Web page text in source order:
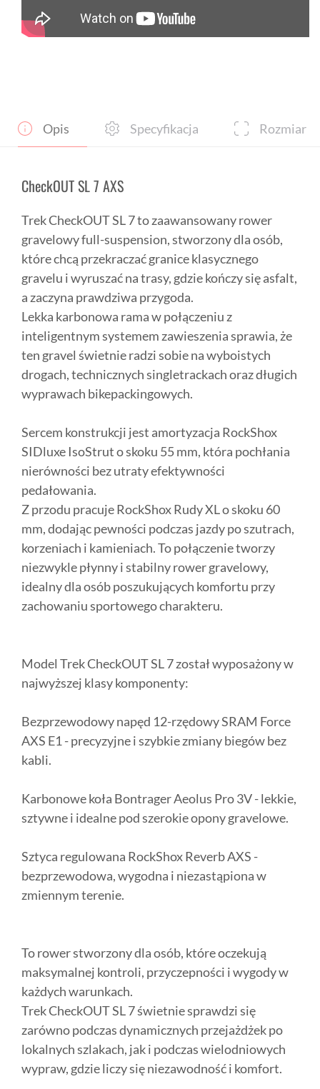
Opis Specyfikacja Rozmiar
CheckOUT SL 7 AXS
Trek CheckOUT SL 7 to zaawansowany rower
gravelowy full-suspension, stworzony dla osób,
które chcą przekraczać granice klasycznego
gravelu i wyruszać na trasy, gdzie kończy się asfalt,
a zaczyna prawdziwa przygoda.
Lekka karbonowa rama w połączeniu z
inteligentnym systemem zawieszenia sprawia, że
ten gravel świetnie radzi sobie na wyboistych
drogach, technicznych singletrackach oraz długich
wyprawach bikepackingowych.
Sercem konstrukcji jest amortyzacja RockShox
SIDluxe IsoStrut o skoku 55 mm, która pochłania
nierówności bez utraty efektywności
pedałowania.
Z przodu pracuje RockShox Rudy XL o skoku 60
mm, dodając pewności podczas jazdy po szutrach,
korzeniach i kamieniach. To połączenie tworzy
niezwykle płynny i stabilny rower gravelowy,
idealny dla osób poszukujących komfortu przy
zachowaniu sportowego charakteru.
Model Trek CheckOUT SL 7 został wyposażony w
najwyższej klasy komponenty:
Bezprzewodowy napęd 12-rzędowy SRAM Force
AXS E1 - precyzyjne i szybkie zmiany biegów bez
kabli.
Karbonowe koła Bontrager Aeolus Pro 3V - lekkie,
sztywne i idealne pod szerokie opony gravelowe.
Sztyca regulowana RockShox Reverb AXS -
bezprzewodowa, wygodna i niezastąpiona w
zmiennym terenie.
To rower stworzony dla osób, które oczekują
maksymalnej kontroli, przyczepności i wygody w
każdych warunkach.
Trek CheckOUT SL 7 świetnie sprawdzi się
zarówno podczas dynamicznych przejażdżek po
lokalnych szlakach, jak i podczas wielodniowych
wypraw, gdzie liczy się niezawodność i komfort.